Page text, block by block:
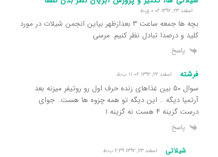
اسفند ۲۳, ۱۳۹۲ ۰:۰۲ ق٫ظ
بچه ها جمعه ساعت ۳ بعدازظهر بیاین انجمن شیلات در مورد
کلید و درصدا تبادل نظر کنیم. مرسی
پاسخ
فرشته اسفند ۲۲, ۱۳۹۲ ۱۱:۰۶ ب٫ظ
سوال ۵۰ بین غذاهای زنده حرف اول رو روتیفر میزنه بعد
آرتمیا دیگه .. این دیگه تو همه چزوه ها هست.. جوای
درست گزینه ۴ هست نه گزینه ۱
پاسخ
شیلاتی اسفند ۲۳, ۱۳۹۲ ۲:۳۹ ب٫ظ